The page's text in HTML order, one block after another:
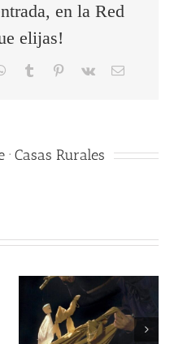
en la Red
elijas!
WhatsApp
Tumblr Pinterest
Vk
Correo
· Casas Rurales